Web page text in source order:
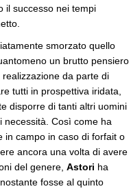
il successo nei tempi
smorzato quello
un brutto pensiero
da parte di
tutti in prospettiva iridata,
disporre di tanti altri uomini
necessità. Così come ha
in campo in caso di forfait o
ancora una volta di avere
del genere, Astori ha
fosse al quinto